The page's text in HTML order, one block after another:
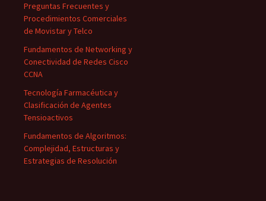
Preguntas Frecuentes y
Procedimientos Comerciales
de Movistar y Telco
Fundamentos de Networking y
Conectividad de Redes Cisco
CCNA
Tecnología Farmacéutica y
Clasificación de Agentes
Tensioactivos
Fundamentos de Algoritmos:
Complejidad, Estructuras y
Estrategias de Resolución